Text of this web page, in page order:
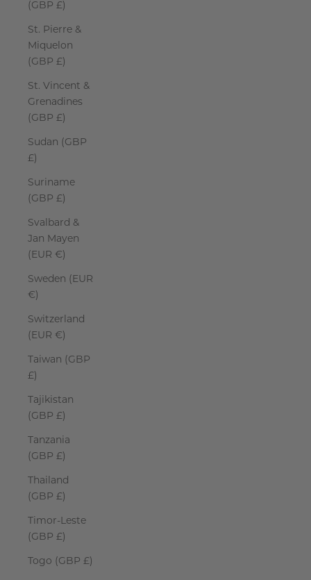
(GBP £)
St. Pierre &
Miquelon
(GBP £)
St. Vincent &
Grenadines
(GBP £)
Sudan (GBP
£)
Suriname
(GBP £)
Svalbard &
Jan Mayen
(EUR €)
Sweden (EUR
€)
Switzerland
(EUR €)
Taiwan (GBP
£)
Tajikistan
(GBP £)
Tanzania
(GBP £)
Thailand
(GBP £)
Timor-Leste
(GBP £)
Togo (GBP £)